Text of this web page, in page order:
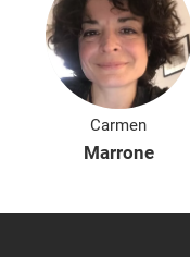
Carmen
Marrone